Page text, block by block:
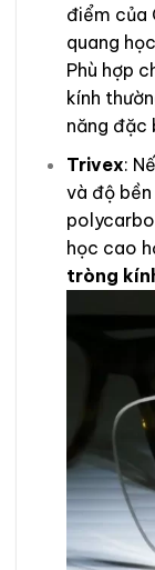
điểm của
quang
Phù hợp
kính
năng đặc
Trivex:
và độ
học cao
tròng